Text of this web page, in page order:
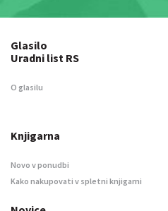
Glasilo
Uradni list RS
O glasilu
Knjigarna
Novo v ponudbi
Kako nakupovati v spletni knjigarni